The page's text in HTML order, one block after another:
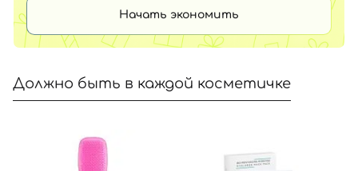
Начать экономить
Должно быть в каждой косметичке